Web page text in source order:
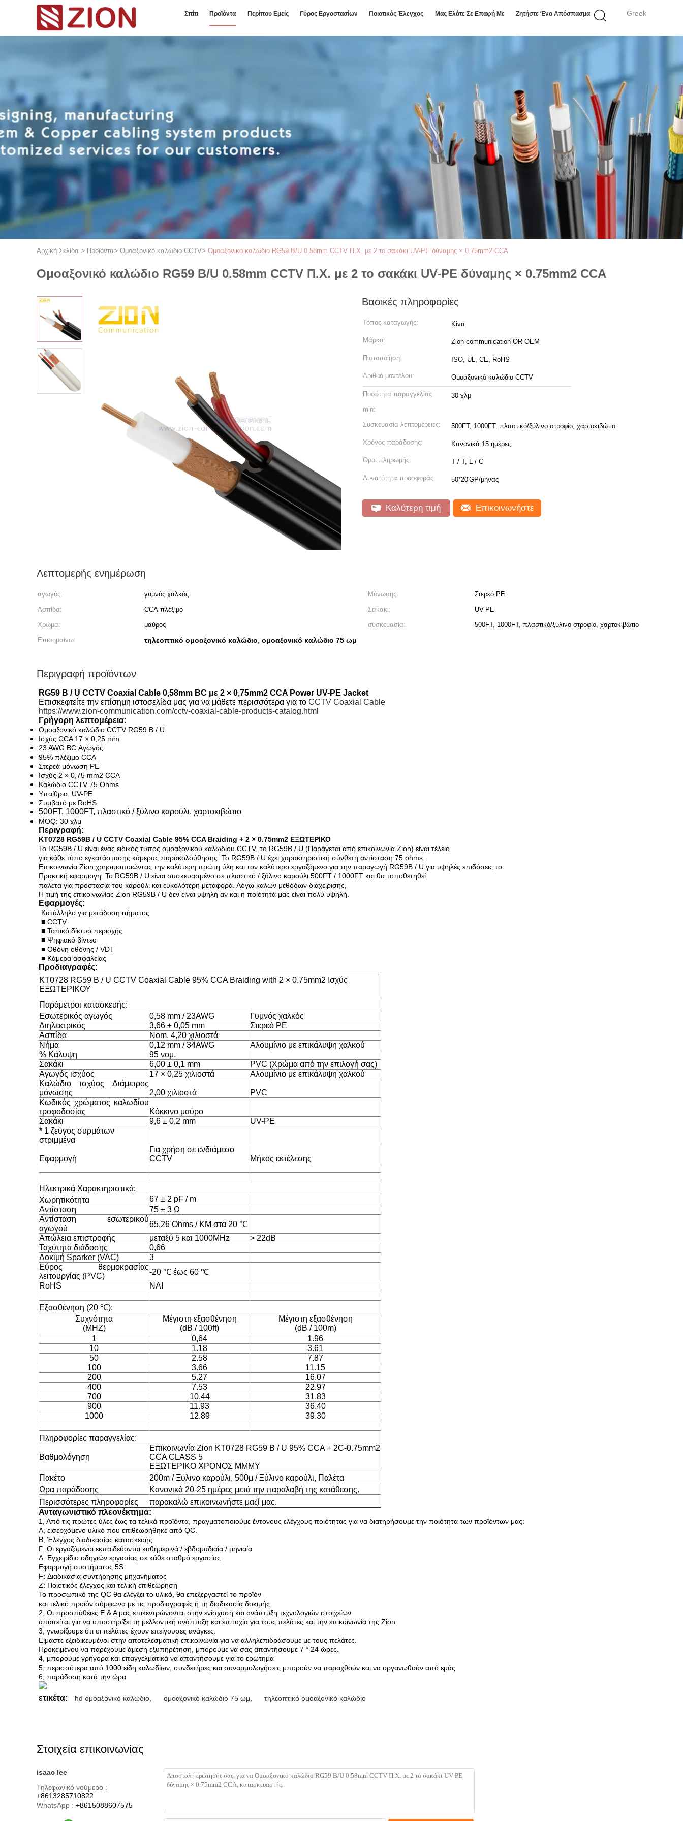
Greek
Σπίτι Προϊόντα Περίπου Εμείς Γύρος Εργοστασίων Ποιοτικός Έλεγχος Μας Ελάτε Σε Επαφή Με Ζητήστε Ένα Απόσπασμα
Αρχική Σελίδα > Προϊόντα> Ομοαξονικό καλώδιο CCTV> Ομοαξονικό καλώδιο RG59 B/U 0.58mm CCTV Π.Χ. με 2 το σακάκι UV-PE δύναμης × 0.75mm2 CCA
Ομοαξονικό καλώδιο RG59 B/U 0.58mm CCTV Π.Χ. με 2 το σακάκι UV-PE δύναμης × 0.75mm2 CCA
Βασικές πληροφορίες
Τόπος καταγωγής: Κίνα
Μάρκα: Zion communication OR OEM
Πιστοποίηση: ISO, UL, CE, RoHS
Αριθμό μοντέλου: Ομοαξονικό καλώδιο CCTV
Ποσότητα παραγγελίας
min:
30 χλμ
Συσκευασία λεπτομέρειες: 500FT, 1000FT, πλαστικό/ξύλινο στροφίο, χαρτοκιβώτιο
Χρόνος παράδοσης: Κανονικά 15 ημέρες
Όροι πληρωμής: T / T, L / C
Δυνατότητα προσφοράς: 50*20'GP/μήνας
Καλύτερη τιμή Επικοινωνήστε
Λεπτομερής ενημέρωση
αγωγός: γυμνός χαλκός Μόνωσης:
Στερεό PE
Ασπίδα:
CCA πλέξιμο Σακάκι:
UV-PE
Χρώμα:
μαύρος συσκευασία:
500FT, 1000FT, πλαστικό/ξύλινο στροφίο, χαρτοκιβώτιο
Επισημαίνω:
τηλεοπτικό ομοαξονικό καλώδιο, ομοαξονικό καλώδιο 75 ωμ
Περιγραφή προϊόντων
RG59 B / U CCTV Coaxial Cable 0,58mm BC με 2 × 0,75mm2 CCA Power UV-PE Jacket
Επισκεφτείτε την επίσημη ιστοσελίδα μας για να μάθετε περισσότερα για το CCTV Coaxial Cable
https://www.zion-communication.com/cctv-coaxial-cable-products-catalog.html
Γρήγορη λεπτομέρεια:
Ομοαξονικό καλώδιο CCTV RG59 B / U
Ισχύς CCA 17 × 0,25 mm
23 AWG BC Αγωγός
95% πλέξιμο CCA
Στερεά μόνωση PE
Ισχύς 2 × 0,75 mm2 CCA
Καλώδιο CCTV 75 Ohms
Υπαίθρια, UV-PE
Συμβατό με RoHS
500FT, 1000FT, πλαστικό / ξύλινο καρούλι, χαρτοκιβώτιο
MOQ: 30 χλμ
Περιγραφή:
KT0728 RG59B / U CCTV Coaxial Cable 95% CCA Braiding + 2 × 0.75mm2 ΕΞΩΤΕΡΙΚΟ
Το RG59B / U είναι ένας ειδικός τύπος ομοαξονικού καλωδίου CCTV, το RG59B / U (Παράγεται από επικοινωνία Zion) είναι τέλειο
για κάθε τύπο εγκατάστασης κάμερας παρακολούθησης. Το RG59B / U έχει χαρακτηριστική σύνθετη αντίσταση 75 ohms.
Επικοινωνία Zion χρησιμοποιώντας την καλύτερη πρώτη ύλη και τον καλύτερο εργαζόμενο για την παραγωγή RG59B / U για υψηλές επιδόσεις το
Πρακτική εφαρμογη. Το RG59B / U είναι συσκευασμένο σε πλαστικό / ξύλινο καρούλι 500FT / 1000FT και θα τοποθετηθεί
παλέτα για προστασία του καρούλι και ευκολότερη μεταφορά. Λόγω καλών μεθόδων διαχείρισης,
Η τιμή της επικοινωνίας Zion RG59B / U δεν είναι υψηλή αν και η ποιότητά μας είναι πολύ υψηλή.
Εφαρμογές:
Κατάλληλο για μετάδοση σήματος
■ CCTV
■ Τοπικό δίκτυο περιοχής
■ Ψηφιακό βίντεο
■ Οθόνη οθόνης / VDT
■ Κάμερα ασφαλείας
Προδιαγραφές:
KT0728 RG59 B / U CCTV Coaxial Cable 95% CCA Braiding with 2 × 0.75mm2 Ισχύς
ΕΞΩΤΕΡΙΚΟΥ
Παράμετροι κατασκευής:
Εσωτερικός αγωγός
0,58 mm / 23AWG
Γυμνός χαλκός
Διηλεκτρικός
3,66 ± 0,05 mm
Στερεό PE
Ασπίδα
Nom. 4,20 χιλιοστά
Νήμα
0,12 mm / 34AWG
Αλουμίνιο με επικάλυψη χαλκού
% Κάλυψη
95 νομ.
Σακάκι
6,00 ± 0,1 mm
PVC (Χρώμα από την επιλογή σας)
Αγωγός ισχύος
17 × 0,25 χιλιοστά
Αλουμίνιο με επικάλυψη χαλκού
Καλώδιο ισχύος Διάμετρος
μόνωσης
2,00 χιλιοστά
PVC
Κωδικός χρώματος καλωδίου
τροφοδοσίας
Κόκκινο μαύρο
Σακάκι
9,6 ± 0,2 mm
UV-PE
* 1 ζεύγος συρμάτων
στριμμένα
Εφαρμογή
Για χρήση σε ενδιάμεσο
CCTV
Μήκος εκτέλεσης
Ηλεκτρικά Χαρακτηριστικά:
Χωρητικότητα
67 ± 2 pF / m
Αντίσταση
75 ± 3 Ω
Αντίσταση εσωτερικού
αγωγού
65,26 Ohms / KM στα 20 ℃
Απώλεια επιστροφής
μεταξύ 5 και 1000MHz
> 22dB
Ταχύτητα διάδοσης
0,66
Δοκιμή Sparker (VAC)
3
Εύρος θερμοκρασίας
λειτουργίας (PVC)
-20 ℃ έως 60 ℃
RoHS
ΝΑΙ
Εξασθένηση (20 ℃):
Συχνότητα
(MHZ)
Μέγιστη εξασθένηση
(dB / 100ft)
Μέγιστη εξασθένηση
(dB / 100m)
1
0,64
1.96
10
1.18
3.61
50
2.58
7.87
100
3.66
11.15
200
5.27
16.07
400
7.53
22.97
700
10.44
31.83
900
11.93
36.40
1000
12.89 39.30
Πληροφορίες παραγγελίας:
Βαθμολόγηση
Επικοινωνία Zion KT0728 RG59 B / U 95% CCA + 2C-0.75mm2
CCA CLASS 5
ΕΞΩΤΕΡΙΚΟ ΧΡΟΝΟΣ ΜΜΜΥ
Πακέτο
200m / Ξύλινο καρούλι, 500μ / Ξύλινο καρούλι, Παλέτα
Ωρα παράδοσης
Κανονικά 20-25 ημέρες μετά την παραλαβή της κατάθεσης.
Περισσότερες πληροφορίες
παρακαλώ επικοινωνήστε μαζί μας.
Ανταγωνιστικό πλεονέκτημα:
1, Από τις πρώτες ύλες έως τα τελικά προϊόντα, πραγματοποιούμε έντονους ελέγχους ποιότητας για να διατηρήσουμε την ποιότητα των προϊόντων μας:
Α, εισερχόμενο υλικό που επιθεωρήθηκε από QC.
Β, Έλεγχος διαδικασίας κατασκευής
Γ: Οι εργαζόμενοι εκπαιδεύονται καθημερινά / εβδομαδιαία / μηνιαία
Δ: Εγχειρίδιο οδηγιών εργασίας σε κάθε σταθμό εργασίας
Εφαρμογή συστήματος 5S
F: Διαδικασία συντήρησης μηχανήματος
Ζ: Ποιοτικός έλεγχος και τελική επιθεώρηση
Το προσωπικό της QC θα ελέγξει το υλικό, θα επεξεργαστεί το προϊόν
και τελικό προϊόν σύμφωνα με τις προδιαγραφές ή τη διαδικασία δοκιμής.
2, Οι προσπάθειες Ε & Α μας επικεντρώνονται στην ενίσχυση και ανάπτυξη τεχνολογιών στοιχείων
απαιτείται για να υποστηρίξει τη μελλοντική ανάπτυξη και επιτυχία για τους πελάτες και την επικοινωνία της Zion.
3, γνωρίζουμε ότι οι πελάτες έχουν επείγουσες ανάγκες.
Είμαστε εξειδικευμένοι στην αποτελεσματική επικοινωνία για να αλληλεπιδράσουμε με τους πελάτες.
Προκειμένου να παρέχουμε άμεση εξυπηρέτηση, μπορούμε να σας απαντήσουμε 7 * 24 ώρες.
4, μπορούμε γρήγορα και επαγγελματικά να απαντήσουμε για το ερώτημα
5, περισσότερα από 1000 είδη καλωδίων, συνδετήρες και συναρμολογήσεις μπορούν να παραχθούν και να οργανωθούν από εμάς
6, παράδοση κατά την ώρα
ετικέτα: hd ομοαξονικό καλώδιο ομοαξονικό καλώδιο 75 ωμ τηλεοπτικό ομοαξονικό καλώδιο
Στοιχεία επικοινωνίας
isaac lee
Τηλεφωνικό νούμερο :
+8613285710822
WhatsApp : +8615088607575